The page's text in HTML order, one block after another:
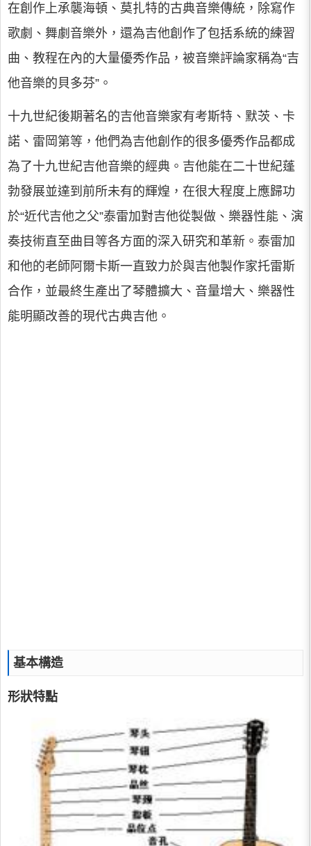
在創作上承襲海頓、莫扎特的古典音樂傳統，除寫作
歌劇、舞劇音樂外，還為吉他創作了包括系統的練習
曲、教程在內的大量優秀作品，被音樂評論家稱為“吉
他音樂的貝多芬”。
十九世紀後期著名的吉他音樂家有考斯特、默茨、卡
諾、雷岡第等，他們為吉他創作的很多優秀作品都成
為了十九世紀吉他音樂的經典。吉他能在二十世紀蓬
勃發展並達到前所未有的輝煌，在很大程度上應歸功
於“近代吉他之父”泰雷加對吉他從製做、樂器性能、演
奏技術直至曲目等各方面的深入研究和革新。泰雷加
和他的老師阿爾卡斯一直致力於與吉他製作家托雷斯
合作，並最終生產出了琴體擴大、音量增大、樂器性
能明顯改善的現代古典吉他。
基本構造
形狀特點